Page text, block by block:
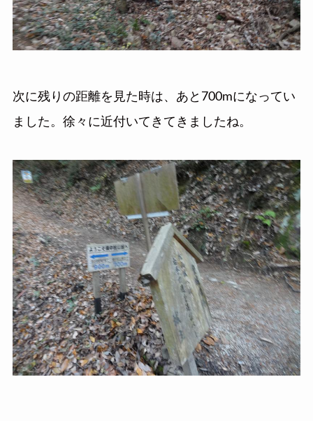
次に残りの距離を見た時は、あと700mになってい
ました。徐々に近付いてきてきましたね。